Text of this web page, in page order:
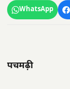
WhatsApp
पचमढ़ी